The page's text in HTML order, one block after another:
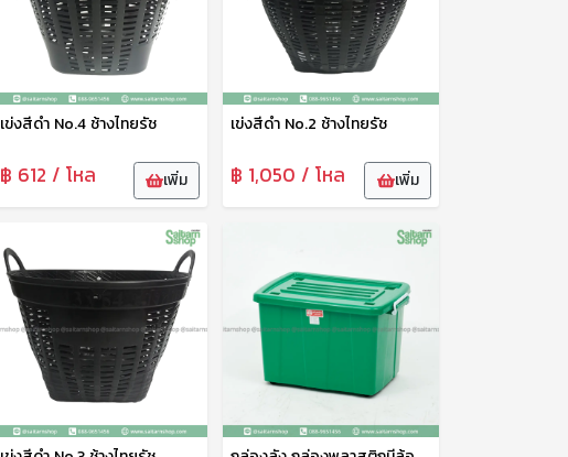
เข่งสีดำ No.4 ช้างไทยรัช
฿ 612 / โหล เพิ่ม
เข่งสีดำ No.2 ช้างไทยรัช
฿ 1,050 / โหล เพิ่ม